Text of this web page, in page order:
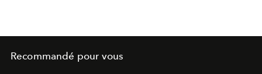
Recommandé pour vous